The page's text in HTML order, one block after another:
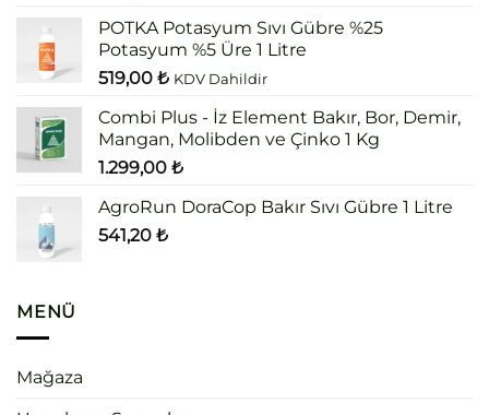
POTKA Potasyum Sıvı Gübre %25
Potasyum %5 Üre 1 Litre
519,00 ₺ KDV Dahildir
Combi Plus - İz Element Bakır, Bor, Demir,
Mangan, Molibden ve Çinko 1 Kg
1.299,00 ₺
AgroRun DoraCop Bakır Sıvı Gübre 1 Litre
541,20 ₺
MENÜ
Mağaza